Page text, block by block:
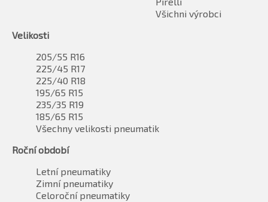
Všichni výrobci
Velikosti
205/55 R16
225/45 R17
225/40 R18
195/65 R15
235/35 R19
185/65 R15
Všechny velikosti pneumatik
Roční období
Letní pneumatiky
Zimní pneumatiky
Celoroční pneumatiky